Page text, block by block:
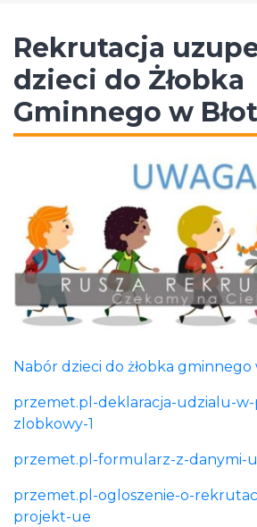
Rekrutacja
dzieci do Żłobka
Gminnego w
Nabór dzieci do żłobka gminnego
przemet.pl-deklaracja-udzialu-
zlobkowy-1
przemet.pl-formularz-z-danymi-
przemet.pl-ogloszenie-o-
projekt-ue